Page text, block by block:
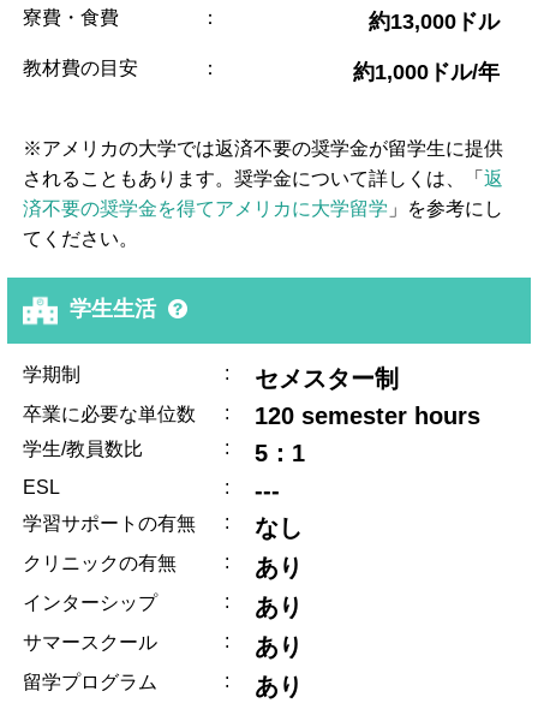
寮費・食費 ： 約13,000ドル
教材費の目安 ： 約1,000ドル/年
※アメリカの大学では返済不要の奨学金が留学生に提供
されることもあります。奨学金について詳しくは、「返
済不要の奨学金を得てアメリカに大学留学 」を参考にし
てください。
学生生活
学期制 : セメスター制
卒業に必要な単位数 : 120 semester hours
学生/教員数比 : 5：1
ESL : ---
学習サポートの有無 : なし
クリニックの有無 : あり
インターシップ : あり
サマースクール : あり
留学プログラム : あり